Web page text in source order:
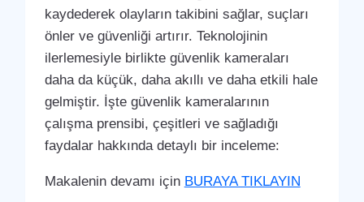
kaydederek olayların takibini sağlar, suçları
önler ve güvenliği artırır. Teknolojinin
ilerlemesiyle birlikte güvenlik kameraları
daha da küçük, daha akıllı ve daha etkili hale
gelmiştir. İşte güvenlik kameralarının
çalışma prensibi, çeşitleri ve sağladığı
faydalar hakkında detaylı bir inceleme:
Makalenin devamı için BURAYA TIKLAYIN